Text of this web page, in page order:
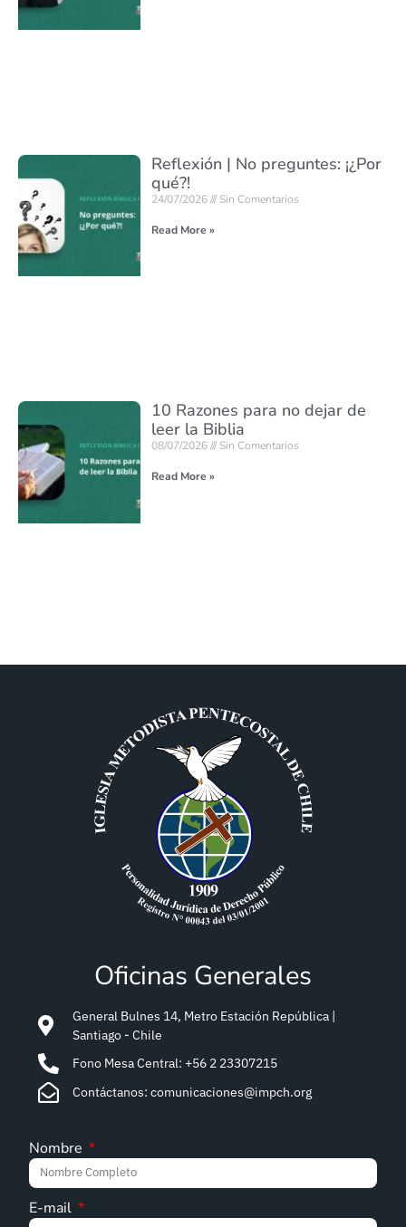
Reflexión | No preguntes: ¡¿Por
qué?!
24/07/2026 Sin Comentarios
Read More »
10 Razones para no dejar de
leer la Biblia
08/07/2026 Sin Comentarios
Read More »
Oficinas Generales
General Bulnes 14, Metro Estación República |
Santiago - Chile
Fono Mesa Central: +56 2 23307215
Contáctanos: comunicaciones@impch.org
Nombre
E-mail